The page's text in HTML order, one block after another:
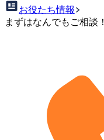
お役たち情報
まずはなんでもご相談！